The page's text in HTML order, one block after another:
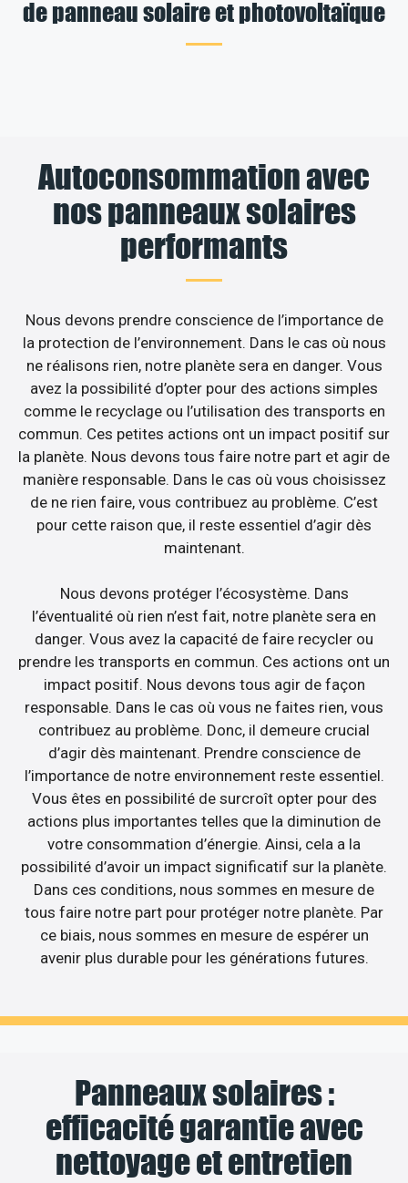
de panneau solaire et photovoltaïque
Autoconsommation avec
nos panneaux solaires
performants
Nous devons prendre conscience de l’importance de
la protection de l’environnement. Dans le cas où nous
ne réalisons rien, notre planète sera en danger. Vous
avez la possibilité d’opter pour des actions simples
comme le recyclage ou l’utilisation des transports en
commun. Ces petites actions ont un impact positif sur
la planète. Nous devons tous faire notre part et agir de
manière responsable. Dans le cas où vous choisissez
de ne rien faire, vous contribuez au problème. C’est
pour cette raison que, il reste essentiel d’agir dès
maintenant.
Nous devons protéger l’écosystème. Dans
l’éventualité où rien n’est fait, notre planète sera en
danger. Vous avez la capacité de faire recycler ou
prendre les transports en commun. Ces actions ont un
impact positif. Nous devons tous agir de façon
responsable. Dans le cas où vous ne faites rien, vous
contribuez au problème. Donc, il demeure crucial
d’agir dès maintenant. Prendre conscience de
l’importance de notre environnement reste essentiel.
Vous êtes en possibilité de surcroît opter pour des
actions plus importantes telles que la diminution de
votre consommation d’énergie. Ainsi, cela a la
possibilité d’avoir un impact significatif sur la planète.
Dans ces conditions, nous sommes en mesure de
tous faire notre part pour protéger notre planète. Par
ce biais, nous sommes en mesure de espérer un
avenir plus durable pour les générations futures.
Panneaux solaires :
efficacité garantie avec
nettoyage et entretien